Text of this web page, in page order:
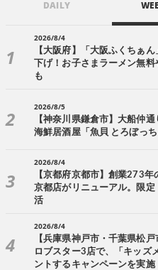
DAILY
2026/8/4
【大阪府】「大阪ふくちぁ
下げ！お子さまラーメン無
も
2026/8/5
【神奈川県鎌倉市】大船仲通
海鮮居酒屋「魚貝 とろぼっち
2026/8/4
【京都府京都市】創業273年
京都店がリニューアル。限定
活
2026/8/4
【兵庫県神戸市・千葉県松
ロブスター3店で、「キッズ
ントするキャンペーンを実施